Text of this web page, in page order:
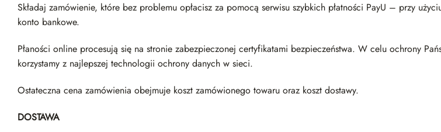
Składaj zamówienie, które bez problemu opłacisz za pomocą serwisu szybkich płatności PayU – przy
konto bankowe.
Płaności online procesują się na stronie zabezpieczonej certyfikatami bezpieczeństwa. W celu ochrony
korzystamy z najlepszej technologii ochrony danych w sieci.
Ostateczna cena zamówienia obejmuje koszt zamówionego towaru oraz koszt dostawy.
DOSTAWA